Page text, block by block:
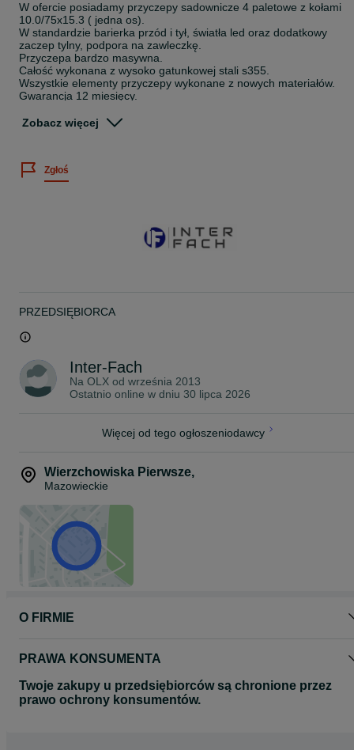
W ofercie posiadamy przyczepy sadownicze 4 paletowe z kołami
10.0/75x15.3 ( jedna os).
W standardzie barierka przód i tył, światła led oraz dodatkowy
zaczep tylny, podpora na zawleczkę.
Przyczepa bardzo masywna.
Całość wykonana z wysoko gatunkowej stali s355.
Wszystkie elementy przyczepy wykonane z nowych materiałów.
Gwarancja 12 miesięcy.
Opcje dodatkowe (za dopłata):
Możliwa dostawa
Zobacz więcej
Zgłoś
PRZEDSIĘBIORCA
Inter-Fach
Na OLX od września 2013
Ostatnio online w dniu 30 lipca 2026
Więcej od tego ogłoszeniodawcy
Wierzchowiska Pierwsze,
Mazowieckie
O FIRMIE
PRAWA KONSUMENTA
Twoje zakupy u przedsiębiorców są chronione przez
prawo ochrony konsumentów.